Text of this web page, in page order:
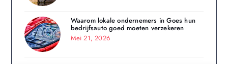
Waarom lokale ondernemers in Goes hun
bedrijfsauto goed moeten verzekeren
Mei 21, 2026